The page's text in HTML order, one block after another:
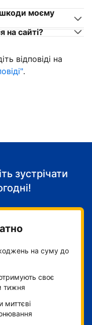
шкоди моєму
на сайті?
відповіді на
.
зустрічати
на суму до
своє
тижня
миттєві